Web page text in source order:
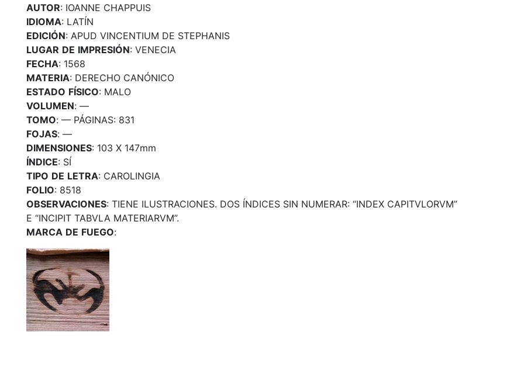
AUTOR: IOANNE CHAPPUIS
IDIOMA: LATÍN
EDICIÓN: APUD VINCENTIUM DE STEPHANIS
LUGAR DE IMPRESIÓN: VENECIA
FECHA: 1568
MATERIA: DERECHO CANÓNICO
ESTADO FÍSICO: MALO
VOLUMEN: —
TOMO: — PÁGINAS: 831
FOJAS: —
DIMENSIONES: 103 X 147mm
ÍNDICE: SÍ
TIPO DE LETRA: CAROLINGIA
FOLIO: 8518
OBSERVACIONES: TIENE ILUSTRACIONES. DOS ÍNDICES SIN NUMERAR: “INDEX CAPITVLORVM”
E “INCIPIT TABVLA MATERIARVM”.
MARCA DE FUEGO: